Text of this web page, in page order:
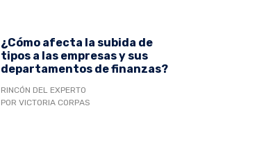
¿Cómo afecta la subida de
tipos a las empresas y sus
departamentos de finanzas?
RINCÓN DEL EXPERTO
POR VICTORIA CORPAS